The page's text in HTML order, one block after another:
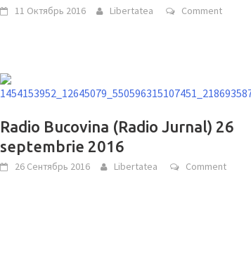
11 Октябрь 2016 Libertatea Comment
Radio Bucovina (Radio Jurnal) 26
septembrie 2016
26 Сентябрь 2016 Libertatea Comment